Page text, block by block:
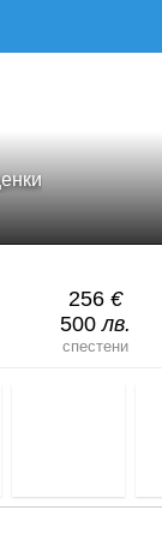
256 €
500лв.
спестени